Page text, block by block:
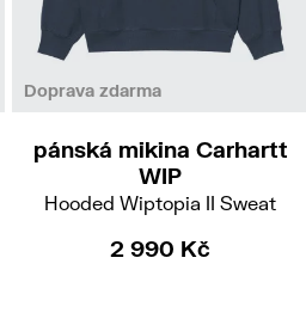
Doprava zdarma
M
pánská mikina Carhartt
WIP
Hooded Wiptopia II Sweat
2 990 Kč